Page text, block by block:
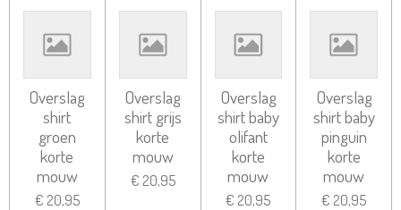
Overslag
shirt
groen
korte
mouw
€ 20,95
Overslag
shirt grijs
korte
mouw
€ 20,95
Overslag
shirt baby
olifant
korte
mouw
€ 20,95
Overslag
shirt baby
pinguin
korte
mouw
€ 20,95